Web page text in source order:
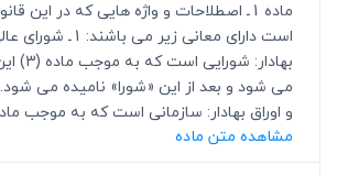
ماده 1ـ اصطلاحات و واژه هایی که در این
است دارای معانی زیر
بهادار:
و اوراق بهادار: سازمانی است که به موجب ماده(5)
مشاهده متن ماده